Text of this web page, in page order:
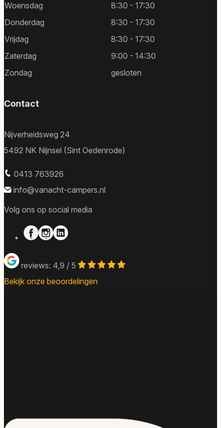
Woensdag
8:30 - 17:30
Donderdag
8:30 - 17:30
Vrijdag
8:30 - 17:30
Zaterdag
9:00 - 14:30
Zondag
gesloten
Contact
Nijverheidsweg 24
5492 NK Nijnsel (Sint Oedenrode)
0413 763926
info@vanacht-campers.nl
Volg ons op social media
reviews: 4,9 / 5
Bekijk onze beoordelingen